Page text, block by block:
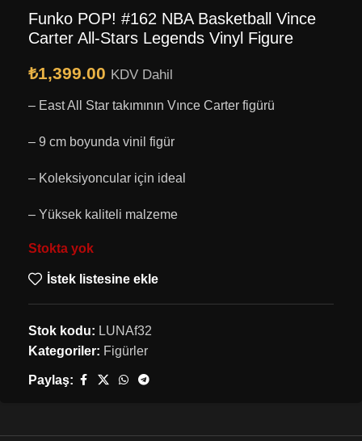
Funko POP! #162 NBA Basketball Vince
Carter All-Stars Legends Vinyl Figure
₺1,399.00 KDV Dahil
– East All Star takımının Vınce Carter figürü
– 9 cm boyunda vinil figür
– Koleksiyoncular için ideal
– Yüksek kaliteli malzeme
Stokta yok
İstek listesine ekle
Stok kodu: LUNAf32
Kategoriler: Figürler
Paylaş: